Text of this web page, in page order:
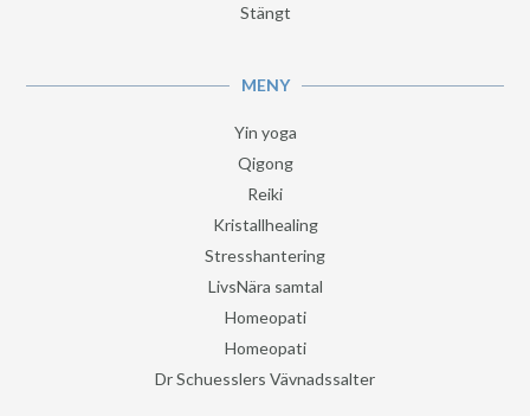
Stängt
MENY
Yin yoga
Qigong
Reiki
Kristallhealing
Stresshantering
LivsNära samtal
Homeopati
Homeopati
Dr Schuesslers Vävnadssalter